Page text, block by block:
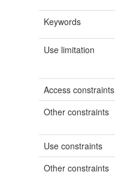
Keywords
Use limitation
Access constraints
Other constraints
Use constraints
Other constraints